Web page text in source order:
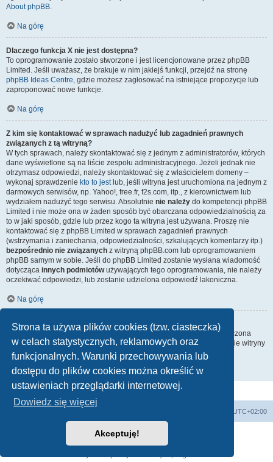
Strona ta używa plików cookies (tzw. ciasteczka)
w celach statystycznych, reklamowych oraz
funkcjonalnych. Warunki przechowywania lub
dostępu do plików cookies można określić w
ustawieniach przeglądarki internetowej.
Dowiedz się więcej
Akceptuję!
About phpBB.
Na górę
Dlaczego funkcja X nie jest dostępna?
To oprogramowanie zostało stworzone i jest licencjonowane przez phpBB
Limited. Jeśli uważasz, że brakuje w nim jakiejś funkcji, przejdź na stronę
phpBB Ideas Centre, gdzie możesz zagłosować na istniejące propozycje lub
zaproponować nowe funkcje.
Na górę
Z kim się kontaktować w sprawach nadużyć lub zagadnień prawnych
związanych z tą witryną?
W tych sprawach, należy skontaktować się z jednym z administratorów, których
dane wyświetlone są na liście zespołu administracyjnego. Jeżeli jednak nie
otrzymasz odpowiedzi, należy skontaktować się z właścicielem domeny –
wykonaj sprawdzenie kto to jestlub, jeśli witryna jest uruchomiona na jednym z
darmowych serwisów, np. Yahoo!, free.fr, f2s.com, itp., z kierownictwem lub
wydziałem nadużyć tego serwisu. Absolutnie nie należy do kompetencji phpBB
Limited i nie może ona w żaden sposób być obarczana odpowiedzialnością za
to w jaki sposób, gdzie lub przez kogo ta witryna jest używana. Proszę nie
kontaktować się z phpBB Limited w sprawach zagadnień prawnych
(wstrzymania i zaniechania, odpowiedzialności, szkalujących komentarzy itp.)
bezpośrednio nie związanych z witryną phpBB.com lub oprogramowaniem
phpBB samym w sobie. Jeśli do phpBB Limited zostanie wysłana wiadomość
dotycząca innych podmiotówużywających tego oprogramowania, nie należy
oczekiwać odpowiedzi, lub zostanie udzielona odpowiedź lakoniczna.
Na górę
Jak nawiązać kontakt z administratorem witryny?
Wszyscy użytkownicy witryny mogą używać – jeśli funkcja ta jest włączona
przez administratora witryny – formularza „Kontakt z nami”. Członkowie witryny
mogą także używać odnośnika „Zespół administracyjny”.
Na górę
UTC+02:00
Technologię dostarczaphpBB® Forum Software © phpBB Limited
Polski pakiet językowy dostarcza